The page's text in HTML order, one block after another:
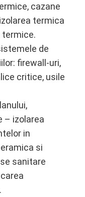
cazane
termica
termice.
de
firewall-uri,
critice, usile
– izolarea
in
si
sanitare